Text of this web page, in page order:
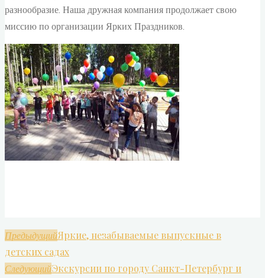
разнообразие. Наша дружная компания продолжает свою
миссию по организации Ярких Праздников.
ПредыдущийЯркие, незабываемые выпускные в
детских садах
СледующийЭкскурсии по городу Санкт-Петербург и